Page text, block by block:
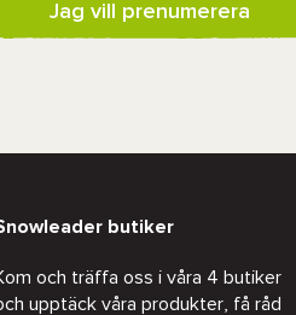
Jag vill prenumerera
butiker
och träffa oss i våra 4 butiker
upptäck våra produkter, få råd